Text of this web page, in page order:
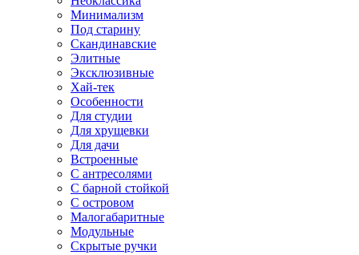
Минимализм
Под старину
Скандинавские
Элитные
Эксклюзивные
Хай-тек
Особенности
Для студии
Для хрущевки
Для дачи
Встроенные
С антресолями
С барной стойкой
С островом
Малогабаритные
Модульные
Скрытые ручки